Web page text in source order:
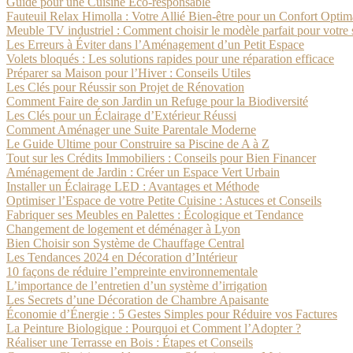
Fauteuil Relax Himolla : Votre Allié Bien-être pour un Confort
Meuble TV industriel : Comment choisir le modèle parfait pour votre
Les Erreurs à Éviter dans l’Aménagement d’un Petit Espace
Volets bloqués : Les solutions rapides pour une réparation efficace
Préparer sa Maison pour l’Hiver : Conseils Utiles
Les Clés pour Réussir son Projet de Rénovation
Comment Faire de son Jardin un Refuge pour la Biodiversité
Les Clés pour un Éclairage d’Extérieur Réussi
Comment Aménager une Suite Parentale Moderne
Le Guide Ultime pour Construire sa Piscine de A à Z
Tout sur les Crédits Immobiliers : Conseils pour Bien Financer
Aménagement de Jardin : Créer un Espace Vert Urbain
Installer un Éclairage LED : Avantages et Méthode
Optimiser l’Espace de votre Petite Cuisine : Astuces et Conseils
Fabriquer ses Meubles en Palettes : Écologique et Tendance
Changement de logement et déménager à Lyon
Bien Choisir son Système de Chauffage Central
Les Tendances 2024 en Décoration d’Intérieur
10 façons de réduire l’empreinte environnementale
L’importance de l’entretien d’un système d’irrigation
Les Secrets d’une Décoration de Chambre Apaisante
Économie d’Énergie : 5 Gestes Simples pour Réduire vos Factures
La Peinture Biologique : Pourquoi et Comment l’Adopter ?
Réaliser une Terrasse en Bois : Étapes et Conseils